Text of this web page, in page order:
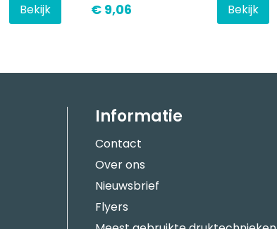
Bekijk € 9,06 Bekijk
Informatie
Contact
Over ons
Nieuwsbrief
Flyers